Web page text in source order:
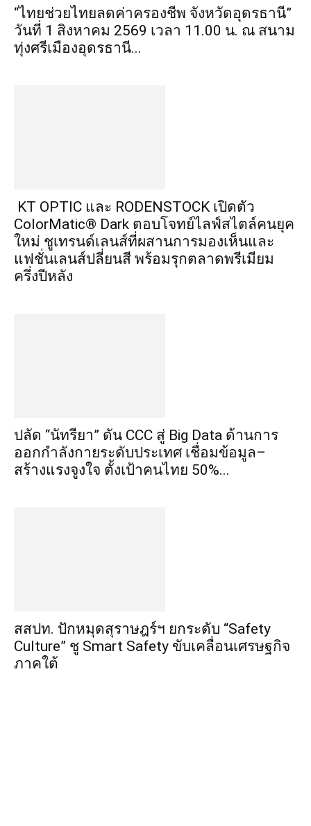
“ไทยช่วยไทยลดค่าครองชีพ จังหวัดอุดรธานี”
วันที่ 1 สิงหาคม 2569 เวลา 11.00 น. ณ สนาม
ทุ่งศรีเมืองอุดรธานี...
KT OPTIC และ RODENSTOCK เปิดตัว
ColorMatic® Dark ตอบโจทย์ไลฟ์สไตล์คนยุค
ใหม่ ชูเทรนด์เลนส์ที่ผสานการมองเห็นและ
แฟชั่นเลนส์ปลี่ยนสี พร้อมรุกตลาดพรีเมียม
ครึ่งปีหลัง
ปลัด “นัทรียา” ดัน CCC สู่ Big Data ด้านการ
ออกกำลังกายระดับประเทศ เชื่อมข้อมูล–
สร้างแรงจูงใจ ตั้งเป้าคนไทย 50%...
สสปท. ปักหมุดสุราษฎร์ฯ ยกระดับ “Safety
Culture” ชู Smart Safety ขับเคลื่อนเศรษฐกิจ
ภาคใต้